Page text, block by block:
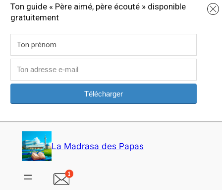
contenu
La Madrasa des Papas
Ton guide « Père aimé, père écouté » disponible
gratuitement
Télécharger